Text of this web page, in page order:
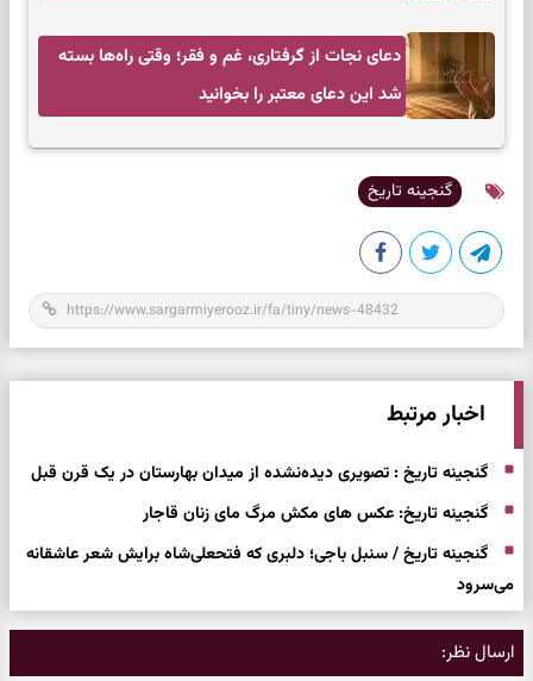
دعای نجات از گرفتاری، غم و فقر؛ وقتی راه‌ها بسته
شد این دعای معتبر را بخوانید
گنجینه تاریخ
اخبار مرتبط
گنجینه تاریخ : تصویری دیده‌نشده از میدان بهارستان در یک قرن قبل
گنجینه تاریخ: عکس های مکش مرگ مای زنان قاجار
گنجینه تاریخ / سنبل باجی؛ دلبری که فتحعلی‌شاه برایش شعر عاشقانه
می‌سرود
ارسال نظر: